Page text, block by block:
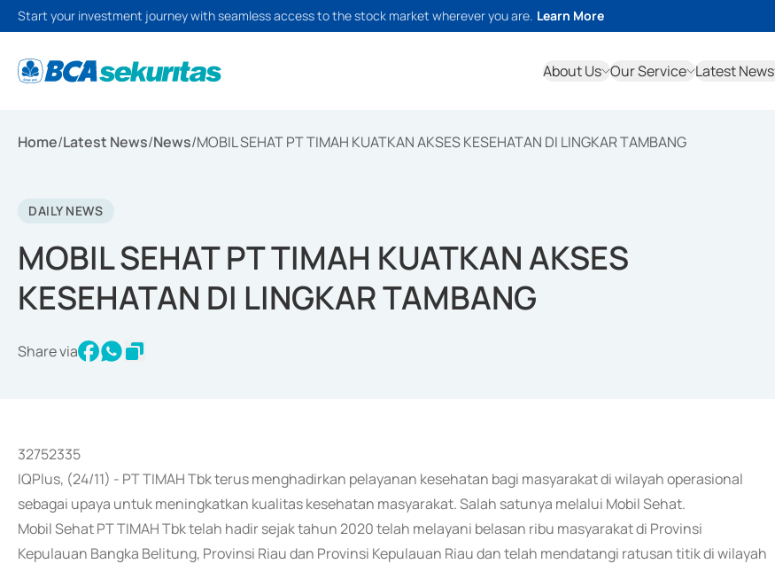
Start your investment journey with seamless access to the stock market wherever you are. Learn More
About Us Our Service Latest News
Home/Latest News/News/MOBIL SEHAT PT TIMAH KUATKAN AKSES KESEHATAN DI LINGKAR TAMBANG
DAILY NEWS
MOBIL SEHAT PT TIMAH KUATKAN AKSES
KESEHATAN DI LINGKAR TAMBANG
Share via
32752335
IQPlus, (24/11) - PT TIMAH Tbk terus menghadirkan pelayanan kesehatan bagi masyarakat di wilayah operasional
sebagai upaya untuk meningkatkan kualitas kesehatan masyarakat. Salah satunya melalui Mobil Sehat.
Mobil Sehat PT TIMAH Tbk telah hadir sejak tahun 2020 telah melayani belasan ribu masyarakat di Provinsi
Kepulauan Bangka Belitung, Provinsi Riau dan Provinsi Kepulauan Riau dan telah mendatangi ratusan titik di wilayah